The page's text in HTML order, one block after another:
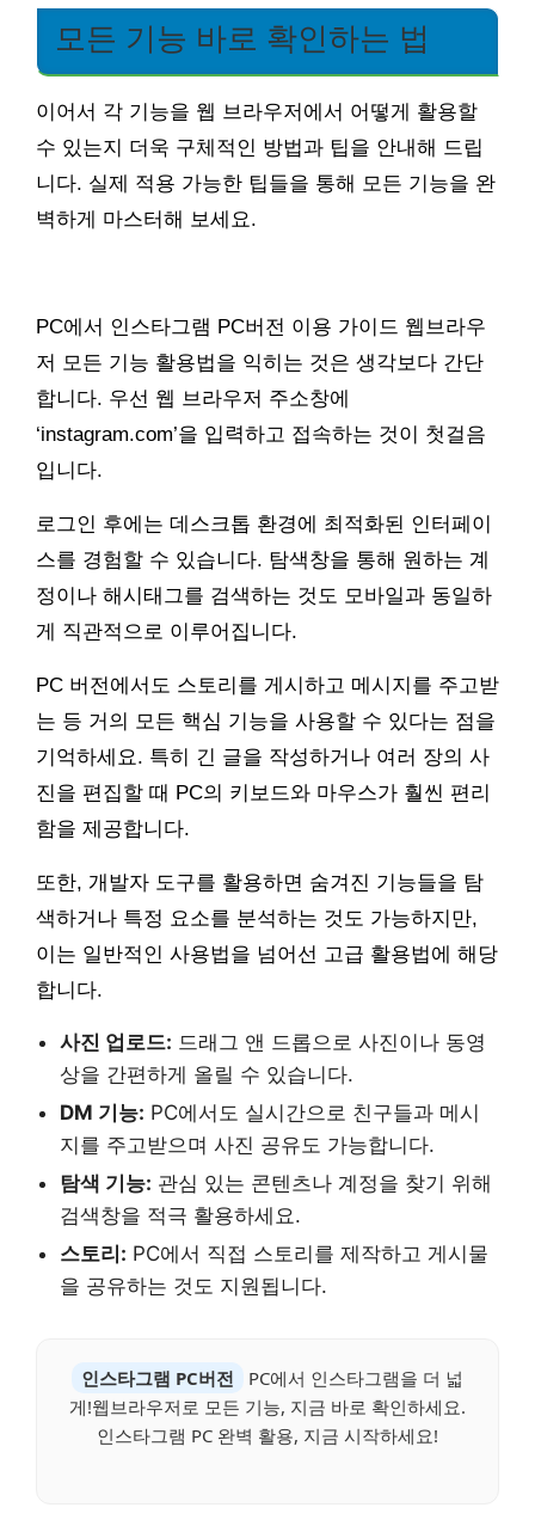
모든 기능 바로 확인하는 법
이어서 각 기능을 웹 브라우저에서 어떻게 활용할
수 있는지 더욱 구체적인 방법과 팁을 안내해 드립
니다. 실제 적용 가능한 팁들을 통해 모든 기능을 완
벽하게 마스터해 보세요.
PC에서 인스타그램 PC버전 이용 가이드 웹브라우
저 모든 기능 활용법을 익히는 것은 생각보다 간단
합니다. 우선 웹 브라우저 주소창에
‘instagram.com’을 입력하고 접속하는 것이 첫걸음
입니다.
로그인 후에는 데스크톱 환경에 최적화된 인터페이
스를 경험할 수 있습니다. 탐색창을 통해 원하는 계
정이나 해시태그를 검색하는 것도 모바일과 동일하
게 직관적으로 이루어집니다.
PC 버전에서도 스토리를 게시하고 메시지를 주고받
는 등 거의 모든 핵심 기능을 사용할 수 있다는 점을
기억하세요. 특히 긴 글을 작성하거나 여러 장의 사
진을 편집할 때 PC의 키보드와 마우스가 훨씬 편리
함을 제공합니다.
또한, 개발자 도구를 활용하면 숨겨진 기능들을 탐
색하거나 특정 요소를 분석하는 것도 가능하지만,
이는 일반적인 사용법을 넘어선 고급 활용법에 해당
합니다.
사진 업로드: 드래그 앤 드롭으로 사진이나 동영
상을 간편하게 올릴 수 있습니다.
DM 기능: PC에서도 실시간으로 친구들과 메시
지를 주고받으며 사진 공유도 가능합니다.
탐색 기능: 관심 있는 콘텐츠나 계정을 찾기 위해
검색창을 적극 활용하세요.
스토리: PC에서 직접 스토리를 제작하고 게시물
을 공유하는 것도 지원됩니다.
인스타그램 PC버전
PC에서 인스타그램을 더 넓
게!웹브라우저로 모든 기능, 지금 바로 확인하세요.
인스타그램 PC 완벽 활용, 지금 시작하세요!